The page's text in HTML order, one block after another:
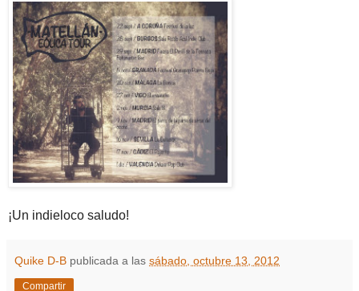
¡Un indieloco saludo!
Quike D-B publicada a las sábado, octubre 13, 2012
Compartir